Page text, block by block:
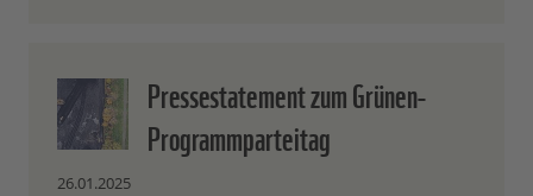
Pressestatement zum Grünen-
Programmparteitag
26.01.2025